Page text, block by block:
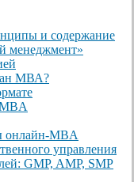
и содержание
менеджмент»
МВА?
онлайн-MBA
управления
GMP, AMP, SMP